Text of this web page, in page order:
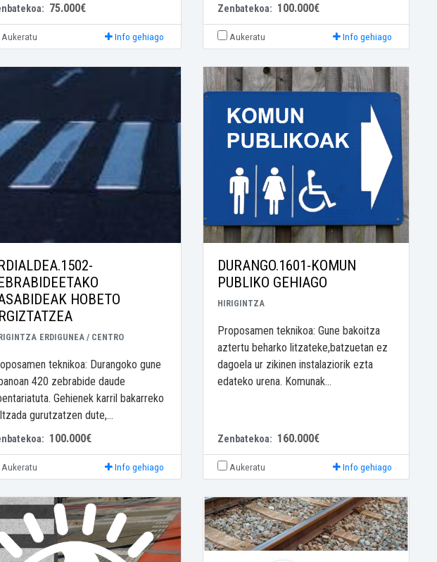
75.000€
Info gehiago
Zenbatekoa: 100.000€
Aukeratu Info gehiago
HOBETO
ERDIGUNEA / CENTRO
teknikoa: Durangoko gune
420 zebrabide daude
Gehienek karril bakarreko
gurutzatzen dute,...
100.000€
Info gehiago
DURANGO.1601-KOMUN
PUBLIKO GEHIAGO
HIRIGINTZA
Proposamen teknikoa: Gune bakoitza
aztertu beharko litzateke,batzuetan ez
dagoela ur zikinen instalaziorik ezta
edateko urena. Komunak...
Zenbatekoa: 160.000€
Aukeratu Info gehiago